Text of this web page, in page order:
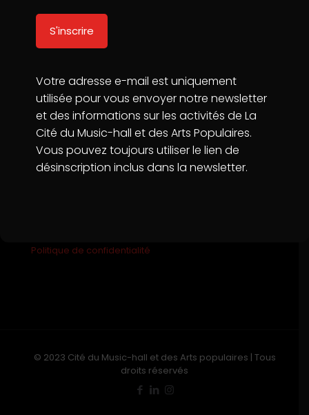
La Cité du Music-Hall & des Arts Populaires
Politique de confidentialité
© 2023 Cité du Music-hall et des Arts populaires | Tous
droits réservés
Votre adresse e-mail est uniquement
utilisée pour vous envoyer notre newsletter
et des informations sur les activités de La
Cité du Music-hall et des Arts Populaires.
Vous pouvez toujours utiliser le lien de
désinscription inclus dans la newsletter.